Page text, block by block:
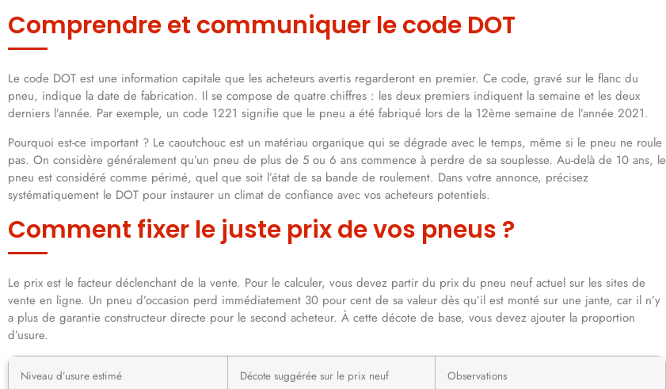
Comprendre et communiquer le code DOT
Le code DOT est une information capitale que les acheteurs avertis regarderont en premier. Ce code, gravé sur le flanc du
pneu, indique la date de fabrication. Il se compose de quatre chiffres : les deux premiers indiquent la semaine et les deux
derniers l’année. Par exemple, un code 1221 signifie que le pneu a été fabriqué lors de la 12ème semaine de l’année 2021.
Pourquoi est-ce important ? Le caoutchouc est un matériau organique qui se dégrade avec le temps, même si le pneu ne roule
pas. On considère généralement qu’un pneu de plus de 5 ou 6 ans commence à perdre de sa souplesse. Au-delà de 10 ans, le
pneu est considéré comme périmé, quel que soit l’état de sa bande de roulement. Dans votre annonce, précisez
systématiquement le DOT pour instaurer un climat de confiance avec vos acheteurs potentiels.
Comment fixer le juste prix de vos pneus ?
Le prix est le facteur déclenchant de la vente. Pour le calculer, vous devez partir du prix du pneu neuf actuel sur les sites de
vente en ligne. Un pneu d’occasion perd immédiatement 30 pour cent de sa valeur dès qu’il est monté sur une jante, car il n’y
a plus de garantie constructeur directe pour le second acheteur. À cette décote de base, vous devez ajouter la proportion
d’usure.
Niveau d’usure estimé Décote suggérée sur le prix neuf Observations